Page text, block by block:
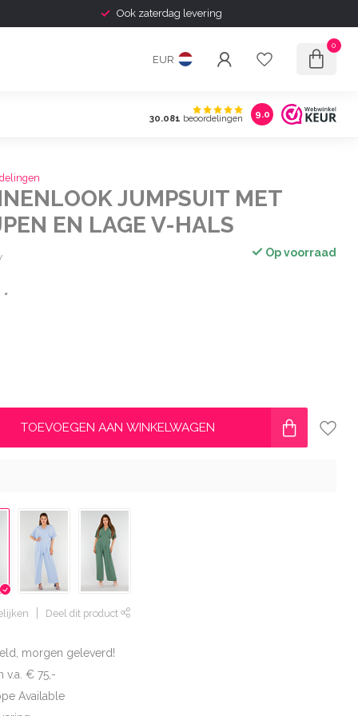
Ook zaterdag levering
EUR
0
30.081 beoordelingen 9.0
JUMPSUIT MET
EN LAGE V-HALS
Op voorraad
*
TOEVOEGEN AAN WINKELWAGEN
Deel dit product
morgen geleverd!
v.a. € 75,-
Available